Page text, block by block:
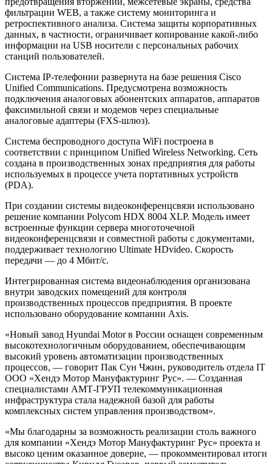
фильтрации WEB, а также систему мониторинга и
ретроспективного анализа. Система защиты корпоративных
данных, в частности, ограничивает копирование какой-либо
информации на USB носители с персональных рабочих
станций пользователей.
Система IP-телефонии развернута на базе решения Cisco
Unified Communications. Предусмотрена возможность
подключения аналоговых абонентских аппаратов, аппаратов
факсимильной связи и модемов через специальные
аналоговые адаптеры (FXS-шлюз).
Система беспроводного доступа WiFi построена в
соответствии с принципом Unified Wireless Networking. Сеть
создана в производственных зонах предприятия для работы
используемых в процессе учета портативных устройств
(PDA).
При создании системы видеоконференцсвязи использовано
решение компании Polycom HDX 8004 XLP. Модель имеет
встроенные функции сервера многоточечной
видеоконференцсвязи и совместной работы с документами,
поддерживает технологию Ultimate HDvideo. Скорость
передачи — до 4 Мбит/с.
Интегрированная система видеонаблюдения организована
внутри заводских помещений для контроля
производственных процессов предприятия. В проекте
использовано оборудование компании Axis.
«Новый завод Hyundai Motor в России оснащен современным
высокотехнологичным оборудованием, обеспечивающим
высокий уровень автоматизации производственных
процессов, — говорит Пак Сун Чжин, руководитель отдела IT
ООО «Хендэ Мотор Мануфактуринг Рус». — Созданная
специалистами АМТ-ГРУП телекоммуникационная
инфраструктура стала надежной базой для работы
комплексных систем управления производством».
«Мы благодарны за возможность реализации столь важного
для компании «Хендэ Мотор Мануфактуринг Рус» проекта и
высоко ценим оказанное доверие, — прокомментировал итоги